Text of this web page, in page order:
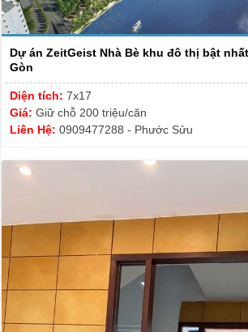
Dự án ZeitGeist Nhà Bè khu đô thị bật
Gòn
Diện tích: 7x17
Giá: Giữ chỗ 200 triệu/căn
Liên Hệ: 0909477288 - Phước Sửu